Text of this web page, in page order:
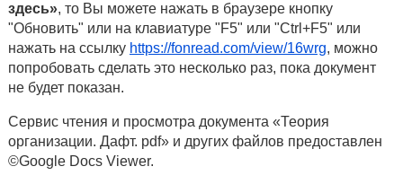
здесь», то Вы можете нажать в браузере кнопку
"Обновить" или на клавиатуре "F5" или "Ctrl+F5" или
нажать на ссылку https://fonread.com/view/16wrg, можно
попробовать сделать это несколько раз, пока документ
не будет показан.
Сервис чтения и просмотра документа «Теория
организации. Дафт. pdf» и других файлов предоставлен
©Google Docs Viewer.